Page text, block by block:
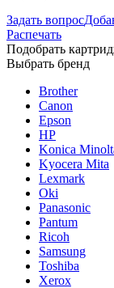
Задать вопрос
Распечать
Подобрать
Выбрать бренд
Brother
Canon
Epson
HP
Konica
Kyocera Mita
Lexmark
Oki
Panasonic
Pantum
Ricoh
Samsung
Toshiba
Xerox